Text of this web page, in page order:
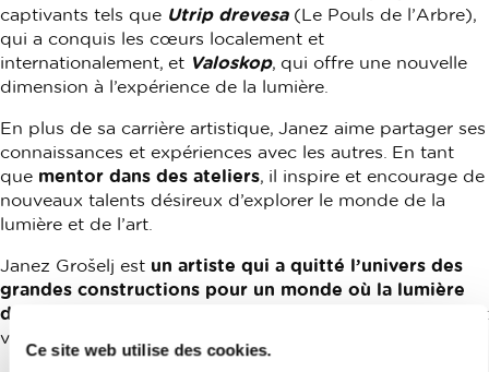
Ce site web utilise des cookies.
captivants tels que Utrip drevesa(Le Pouls de l’Arbre),
qui a conquis les cœurs localement et
internationalement, et Valoskop, qui offre une nouvelle
dimension à l’expérience de la lumière.
En plus de sa carrière artistique, Janez aime partager ses
connaissances et expériences avec les autres. En tant
que mentor dans des ateliers, il inspire et encourage de
nouveaux talents désireux d’explorer le monde de la
lumière et de l’art.
Janez Grošelj est un artiste qui a quitté l’univers des
grandes constructions pour un monde où la lumière
danse et crée des moments magiques
. Ses œuvres sont
véritablement une célébration pour les sens.